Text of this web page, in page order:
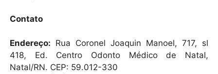
Contato
Endereço: Rua Coronel Joaquin Manoel, 717, sl
418, Ed. Centro Odonto Médico de Natal,
Natal/RN. CEP: 59.012-330